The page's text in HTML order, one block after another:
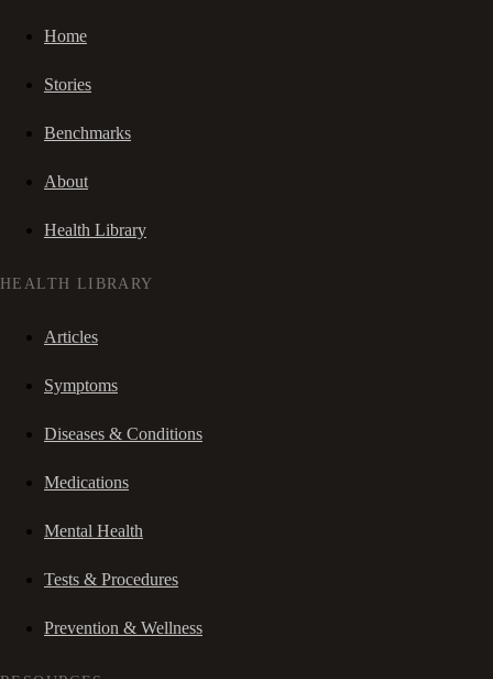
Home
Stories
Benchmarks
About
Health Library
HEALTH LIBRARY
Articles
Symptoms
Diseases & Conditions
Medications
Mental Health
Tests & Procedures
Prevention & Wellness